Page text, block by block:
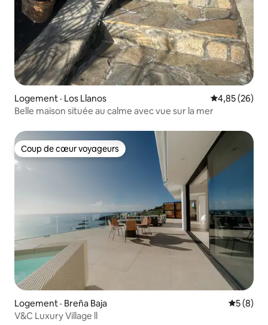
Logement · Los Llanos Note
4,85 (26)
Belle maison située au calme avec vue sur la mer
Coup de cœur voyageurs
Coup de cœur voyageurs
Logement · Breña Baja Note
5 (8)
V&C Luxury Village ll